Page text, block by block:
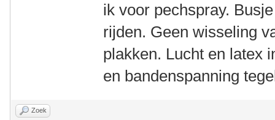
ik voor pechspray.
rijden. Geen wisseling
plakken. Lucht en latex
en bandenspanning
Zoek